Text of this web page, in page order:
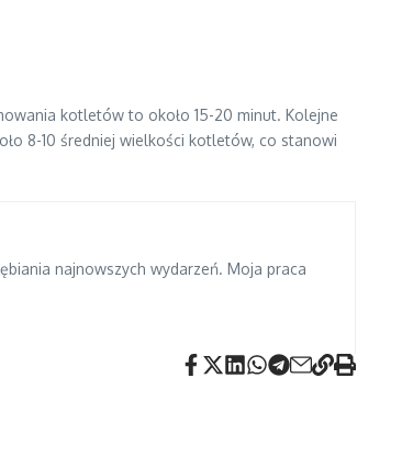
kotletów to około 15-20 minut. Kolejne
8-10 średniej wielkości kotletów, co stanowi
najnowszych wydarzeń. Moja praca